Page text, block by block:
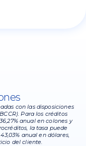
con las disposiciones
Para los créditos
anual en colones y
la tasa puede
anual en dólares,
del cliente.